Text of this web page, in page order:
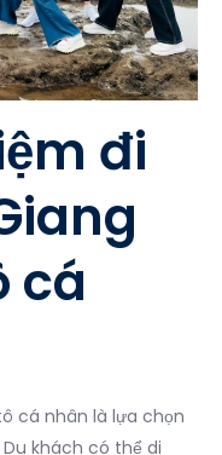
đi
cá
cá nhân là lựa chọn
khách có thể di